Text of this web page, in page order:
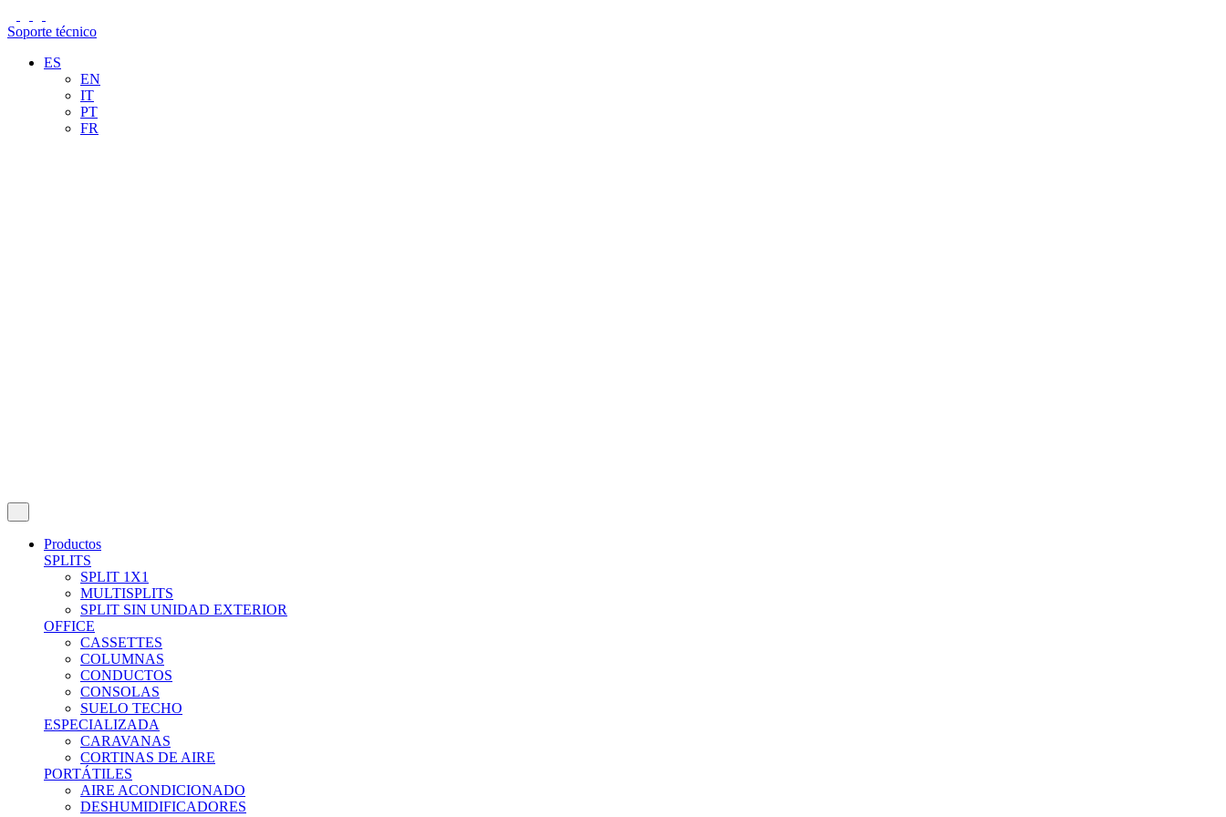
Soporte técnico
ES
EN
IT
PT
FR
Productos
SPLITS
SPLIT 1X1
MULTISPLITS
SPLIT SIN UNIDAD EXTERIOR
OFFICE
CASSETTES
COLUMNAS
CONDUCTOS
CONSOLAS
SUELO TECHO
ESPECIALIZADA
CARAVANAS
CORTINAS DE AIRE
PORTÁTILES
AIRE ACONDICIONADO
DESHUMIDIFICADORES